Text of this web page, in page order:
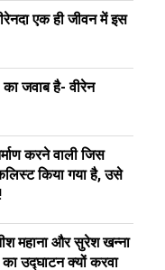
एक ही जीवन में इस
जवाब है- वीरेन
करने वाली जिस
किया गया है, उसे
महाना और सुरेश खन्ना
उद्घाटन क्यों करवा